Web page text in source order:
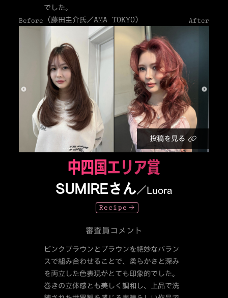
でした。
（藤田圭介氏／AMA TOKYO）
Before After
投稿を見る
中四国エリア賞
SUMIREさん／Luora
Recipe
審査員コメント
ピンクブラウンとブラウンを絶妙なバラン
スで組み合わせることで、柔らかさと深み
を両立した色表現がとても印象的でした。
巻きの立体感とも美しく調和し、上品で洗